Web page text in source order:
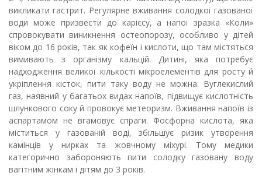
викликати гастрит. Регулярне вживання солодкої газованої
води може призвести до карієсу, а напої зразка «Коли»
спровокувати виникнення остеопорозу, особливо у дітей
віком до 16 років, так як кофеїн і кислоти, що там містяться
вимивають з організму кальцій. Дитині, яка потребує
надходження великої кількості мікроелементів для росту й
укріплення кісток, пити таку воду не можна. Вуглекислий
газ, наявний у багатьох видах напоїв, підвищує кислотність
шлункового соку й провокує метеоризм. Вживання напоїв із
аспартамом не вгамовує спраги. Фосфорна кислота, яка
міститься у газованій воді, збільшує ризик утворення
камінців у нирках та жовчному міхурі. Тому медики
категорично забороняють пити солодку газовану воду
вагітним жінкам і дітям до 3 років.